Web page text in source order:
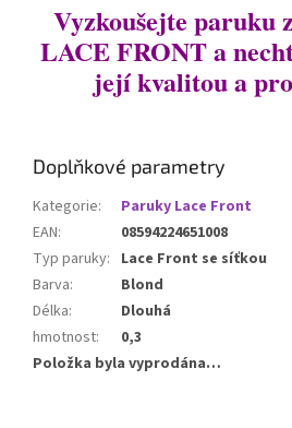
Vyzkoušejte paruku
LACE FRONT a
její kvalitou a
Doplňkové parametry
Kategorie:
Paruky Lace Front
EAN:
08594224651008
Typ paruky: Lace Front se síťkou
Barva:
Blond
Délka:
Dlouhá
hmotnost:
0,3
Položka byla vyprodána…